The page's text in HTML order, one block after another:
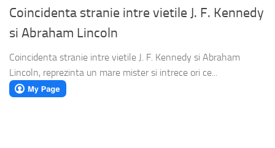
Coincidenta stranie intre vietile J. F. Kennedy
si Abraham Lincoln
Coincidenta stranie intre vietile J. F. Kennedy si Abraham
Lincoln, reprezinta un mare mister si intrece ori ce...